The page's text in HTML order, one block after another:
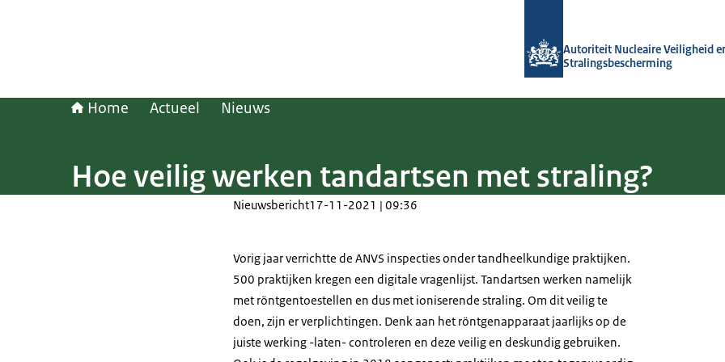
Autoriteit Nucleaire Veiligheid
Stralingsbescherming
Home Actueel Nieuws
Hoe veilig werken tandartsen met straling?
Nieuwsbericht17-11-2021 | 09:36
Vorig jaar verrichtte de ANVS inspecties onder tandheelkundige praktijken.
500 praktijken kregen een digitale vragenlijst. Tandartsen werken namelijk
met röntgentoestellen en dus met ioniserende straling. Om dit veilig te
doen, zijn er verplichtingen. Denk aan het röntgenapparaat jaarlijks op de
juiste werking -laten- controleren en deze veilig en deskundig gebruiken.